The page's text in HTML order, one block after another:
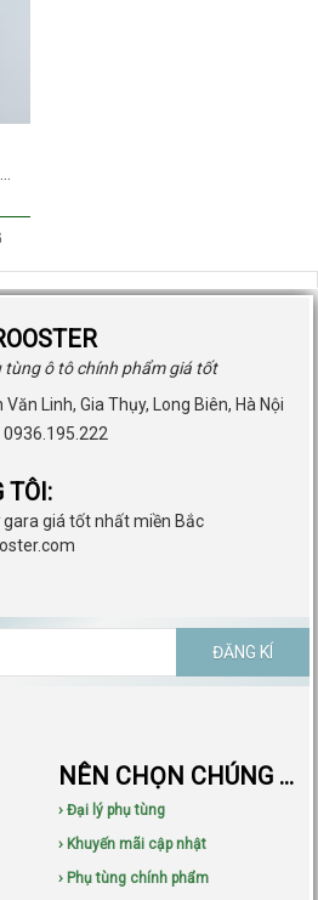
tùng ô tô chính phẩm giá tốt
Văn Linh, Gia Thụy, Long Biên, Hà Nội
TÔI:
giá tốt nhất miền Bắc
ĐĂNG KÍ
NÊN CHỌN CHÚNG TÔI
› Đại lý phụ tùng
› Khuyến mãi cập nhật
› Phụ tùng chính phẩm